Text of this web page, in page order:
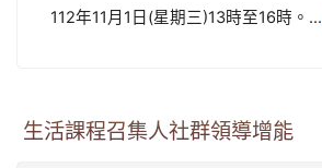
112年11月1日(星期三)13時至16時。...
生活課程召集人社群領導增能